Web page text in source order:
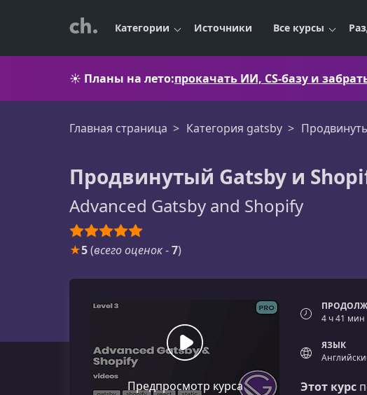
Категории Источники Все курсы
☀️ Планы на лето:прокачать ИИ, CS-базу и
Главная страница Категория gatsby
Продвинутый Gatsby и
Advanced Gatsby and Shopify
★5(всего оценок-7)
Предпросмотр курса
4 ч 41 мин
ЯЗЫК
Этот курс